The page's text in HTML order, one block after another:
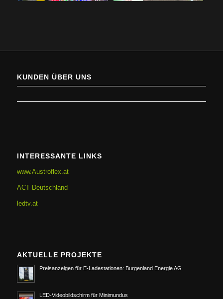
KUNDEN ÜBER UNS
INTERESSANTE LINKS
www.Austroflex.at
ACT Deutschland
ledtv.at
AKTUELLE PROJEKTE
Preisanzeigen für E-Ladestationen: Burgenland Energie AG
LED-Videobildschirm für Minimundus